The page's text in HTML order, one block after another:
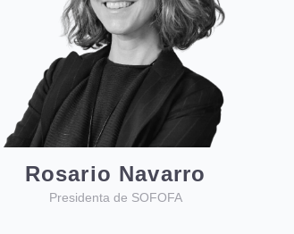
Carolina Torrealba
Independiente